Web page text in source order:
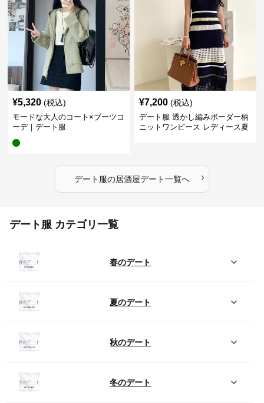
¥5,320 (税込)
モードな大人のコート×ブーツコ
ーデ｜デート服
¥7,200 (税込)
デート服 透かし編みボーダー柄
ニットワンピース レディース夏
デート服の居酒屋デート一覧へ ›
デート服 カテゴリ一覧
春のデート
夏のデート
秋のデート
冬のデート